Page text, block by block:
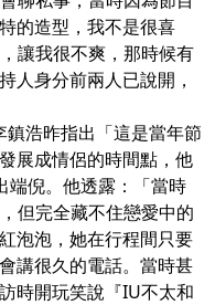
的造型，我不是很喜
讓我很不爽，那時候有
人身分前兩人已說開，
浩昨指出「這是當年節
展成情侶的時間點，他
端倪。他透露：「當時
但完全藏不住戀愛中的
泡泡，她在行程間只要
講很久的電話。當時甚
時開玩笑說『IU不太和